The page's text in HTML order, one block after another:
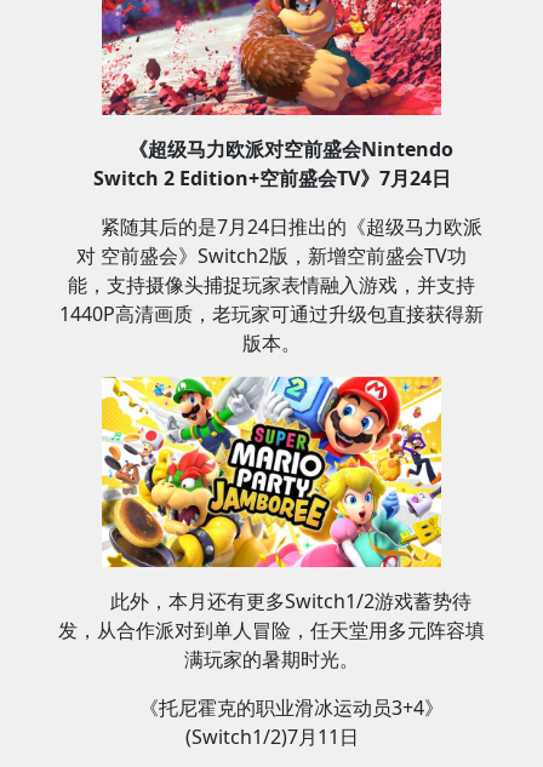
《超级马力欧派对空前盛会Nintendo
Switch 2 Edition+空前盛会TV》7月24日
紧随其后的是7月24日推出的《超级马力欧派
对 空前盛会》Switch2版，新增空前盛会TV功
能，支持摄像头捕捉玩家表情融入游戏，并支持
1440P高清画质，老玩家可通过升级包直接获得新
版本。
此外，本月还有更多Switch1/2游戏蓄势待
发，从合作派对到单人冒险，任天堂用多元阵容填
满玩家的暑期时光。
《托尼霍克的职业滑冰运动员3+4》
(Switch1/2)7月11日